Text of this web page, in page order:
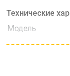
Технические
Модель